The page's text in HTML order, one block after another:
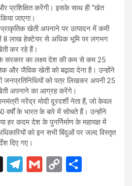
प्रशिक्षित करेंगी। इसके साथ ही “खेत
जाएगा।
खेती अपनाने पर उत्पादन में कमी
8 लाख हेक्टेयर से अधिक भूमि पर लगभग
कर रहे हैं।
सरकार का लक्ष्य देश की कम से कम 25
और जैविक खेती को बढ़ावा देना है। उन्होंने
जनप्रतिनिधियों को पत्र लिखकर अपनी 25
अपनाने का आग्रह करेंगे।
नरेंद्र मोदी दूरदर्शी नेता हैं, जो केवल
वर्षों के भारत के बारे में सोचते हैं। उन्होंने
हर कदम देश के पुनर्निर्माण के महायज्ञ में
को इन सभी बिंदुओं पर जल्द विस्तृत
दिए गए।
X
T
G
C